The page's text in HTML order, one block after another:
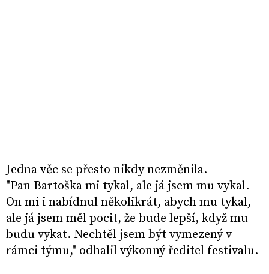
Jedna věc se přesto nikdy nezměnila.
"Pan Bartoška mi tykal, ale já jsem mu vykal.
On mi i nabídnul několikrát, abych mu tykal,
ale já jsem měl pocit, že bude lepší, když mu
budu vykat. Nechtěl jsem být vymezený v
rámci týmu," odhalil výkonný ředitel festivalu.